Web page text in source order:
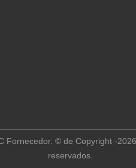
© de Copyright -
reservados.